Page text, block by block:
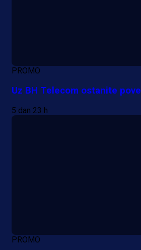
PROMO
Uz BH Telecom ostanite
5 dan 23 h
PROMO